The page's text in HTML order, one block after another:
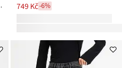
749 Kč-6%